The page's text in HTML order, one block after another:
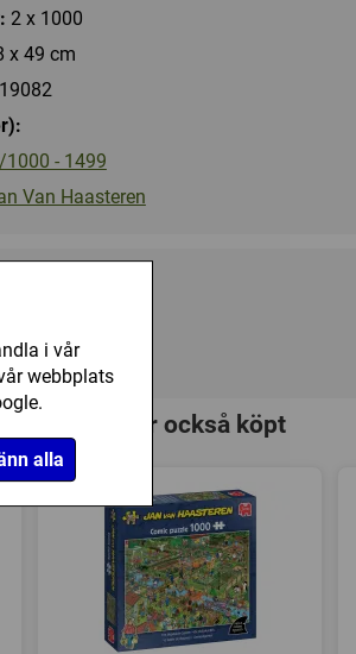
i vår
webbplats
alla
2 x 1000
x 49 cm
- 1499
Van Haasteren
Factory) har också köpt